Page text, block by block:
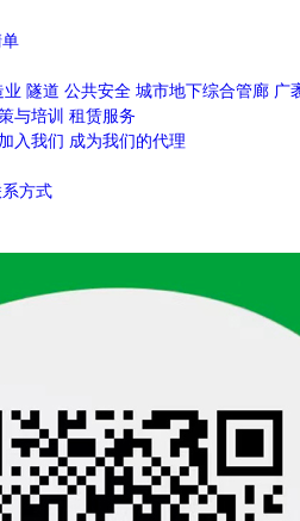
隧道 公共安全 城市地下综合管廊 广
与培训 租赁服务
加入我们 成为我们的代理